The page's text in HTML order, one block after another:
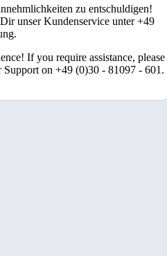
zu entschuldigen!
unser Kundenservice unter +49
If you require assistance, please
on +49 (0)30 - 81097 - 601.